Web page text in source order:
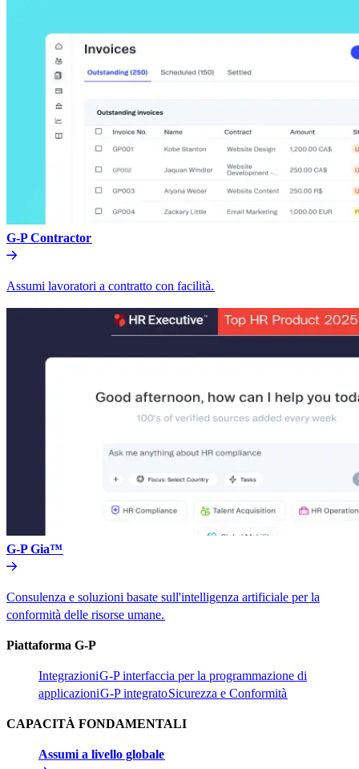
G-P Contractor​​
Assumi lavoratori a contratto con facilità.​​
G-P Gia™​​
Consulenza e soluzioni basate sull'intelligenza artificiale per la
conformità delle risorse umane.​​
Piattaforma G-P​​
Integrazioni​​G-P interfaccia per la programmazione di
applicazioni​​G-P integrato​​Sicurezza e Conformità​​
CAPACITÀ FONDAMENTALI​​
Assumi a livello globale​​